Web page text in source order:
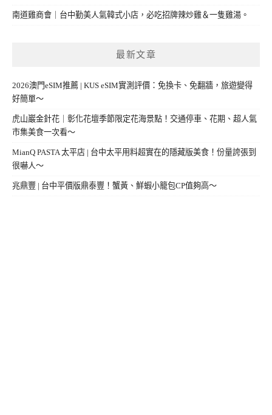
南道雞商會｜台中勤美人氣韓式小店，必吃招牌辣炒雞＆一隻雞湯。
最新文章
2026澳門eSIM推薦 | KUS eSIM實測評價：免換卡、免翻牆，旅遊變得
好簡單～
虎山巖金針花｜彰化花壇季節限定花海景點！交通停車、花期、超人氣
市集美食一次看～
MianQ PASTA 太平店 | 台中太平用料超實在的隱藏版美食！份量誇張到
很嚇人～
兆鼎豐 | 台中平價版鼎泰豐！蟹黃、鮮蝦小籠包CP值夠高～